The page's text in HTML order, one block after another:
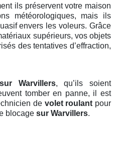
ils préservent votre maison
météorologiques, mais ils
envers les voleurs. Grâce
supérieurs, vos objets
des tentatives d’effraction,
Warvillers, qu’ils soient
tomber en panne, il est
de volet roulantpour
blocage sur Warvillers.